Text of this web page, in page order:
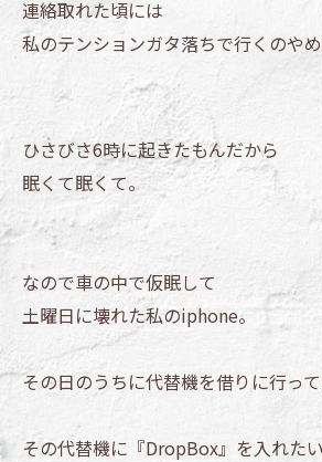
連絡取れた頃には
私のテンションガタ落ちで行くのや
ひさびさ6時に起きたもんだから
眠くて眠くて。
なので車の中で仮眠して
土曜日に壊れた私のiphone。
その日のうちに代替機を借りに行って
その代替機に『DropBox』を入れた